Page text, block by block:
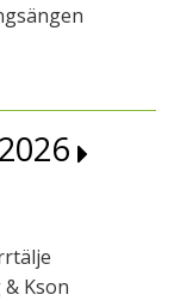
Kson